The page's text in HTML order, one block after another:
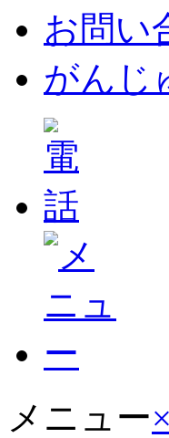
お問い
がんじ
メニュー×